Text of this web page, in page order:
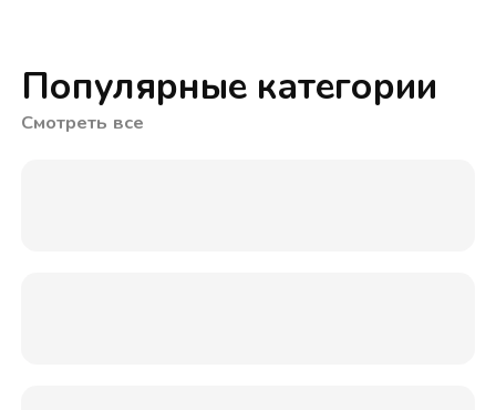
Популярные категории
Смотреть все